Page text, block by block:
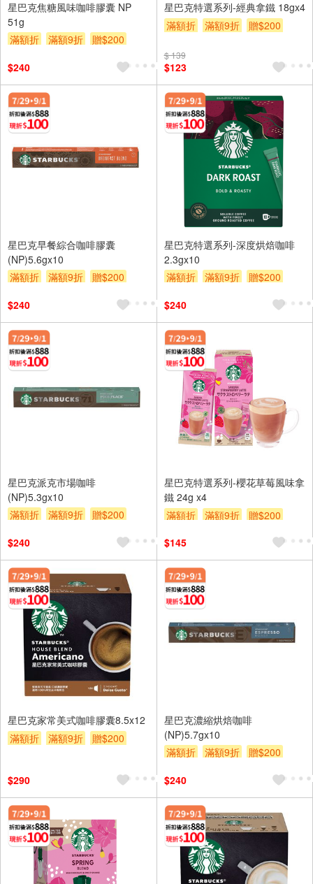
星巴克焦糖風味咖啡膠囊 NP
51g
滿額折
滿額9折
贈$200
$240
星巴克特選系列-經典拿鐵 18gx4
滿額折
滿額9折 贈$200
$ 139
$123
星巴克早餐綜合咖啡膠囊
(NP)5.6gx10
滿額折
滿額9折
贈$200
$240
星巴克特選系列-深度烘焙咖啡
2.3gx10
滿額折
滿額9折
贈$200
$240
星巴克派克市場咖啡
(NP)5.3gx10
滿額折
滿額9折
贈$200
$240
星巴克特選系列-櫻花草莓風味拿
鐵 24g x4
滿額折
滿額9折
贈$200
$145
星巴克家常美式咖啡膠囊8.5x12
滿額折
滿額9折 贈$200
$290
星巴克濃縮烘焙咖啡
(NP)5.7gx10
滿額折
滿額9折
贈$200
$240